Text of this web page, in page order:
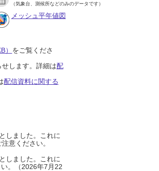
（気象台、測候所などのみのデータです）
メッシュ平年値図
） をご覧くださ
します。詳細は配
配信資料に関する
しました。これに
意ください。
しました。これに
。（2026年7月22